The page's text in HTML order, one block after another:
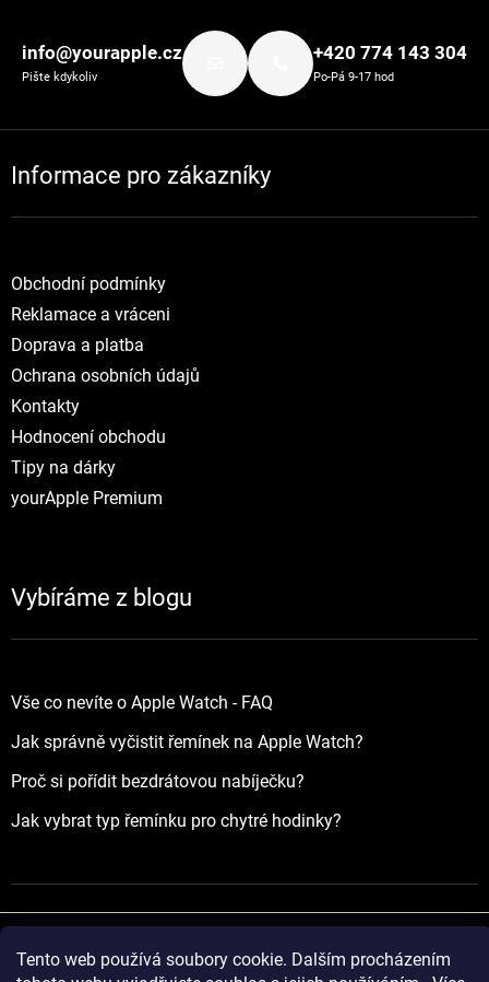
Tento web používá soubory cookie. Dalším procházením
info@yourapple.cz
Pište kdykoliv
+420 774 143 304
Po-Pá 9-17 hod
Informace pro zákazníky
Obchodní podmínky
Reklamace a vráceni
Doprava a platba
Ochrana osobních údajů
Kontakty
Hodnocení obchodu
Tipy na dárky
yourApple Premium
Vybíráme z blogu
Vše co nevíte o Apple Watch - FAQ
Jak správně vyčistit řemínek na Apple Watch?
Proč si pořídit bezdrátovou nabíječku?
Jak vybrat typ řemínku pro chytré hodinky?
Vytvořil Shoptet